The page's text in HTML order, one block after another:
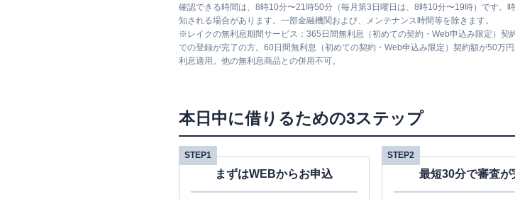
確認できる時間は、8時10分〜21時50分（毎月第3日曜日は、8時10分〜19時）です。
知される場合があります。一部金融機関および、メンテナンス時間等を除きます。
※ レイクの無利息期間サービス：365日間無利息（初めての契約・Web申込み限定）
での登録が完了の方。60日間無利息（初めての契約・Web申込み限定）契約額が50万
利息適用。他の無利息商品との併用不可。
本日中に借りるための3ステップ
STEP1
まずはWEBからお申込
STEP2
最短30分で審査が